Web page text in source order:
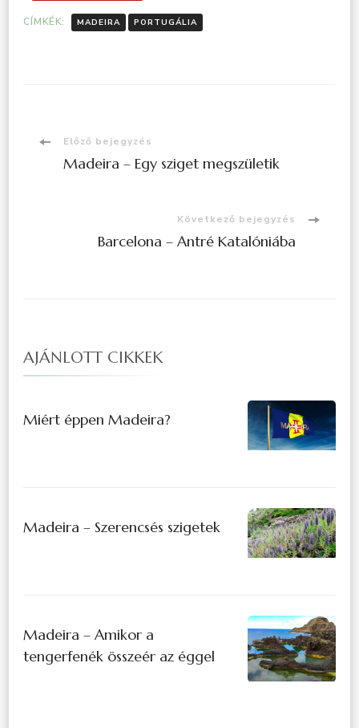
CÍMKÉK: MADEIRA PORTUGÁLIA
Előző bejegyzés
Madeira – Egy sziget megszületik
Következő bejegyzés
Barcelona – Antré Katalóniába
AJÁNLOTT CIKKEK
Miért éppen Madeira?
Madeira – Szerencsés szigetek
Madeira – Amikor a
tengerfenék összeér az éggel